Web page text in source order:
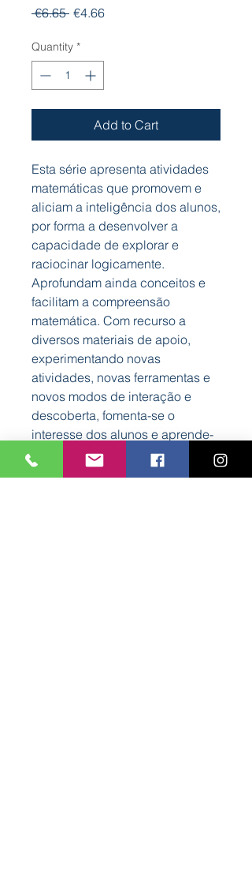
€6.65 Regular
€4.66Sale
Quantity *
Add to Cart
Esta série apresenta atividades
matemáticas que promovem e
aliciam a inteligência dos alunos,
por forma a desenvolver a
capacidade de explorar e
raciocinar logicamente.
Aprofundam ainda conceitos e
facilitam a compreensão
matemática. Com recurso a
diversos materiais de apoio,
experimentando novas
atividades, novas ferramentas e
novos modos de interação e
descoberta, fomenta-se o
interesse dos alunos e aprende-
se mais e melhor matemática.